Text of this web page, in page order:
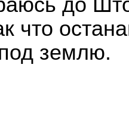
до
что
землю.